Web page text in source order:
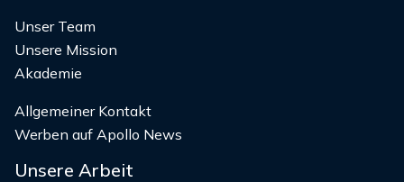
Unser Team
Unsere Mission
Akademie
Allgemeiner Kontakt
Werben auf Apollo News
Unsere Arbeit